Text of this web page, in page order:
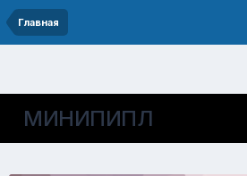
Главная
МИНИПИПЛ